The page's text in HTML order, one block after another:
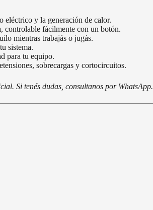
eléctrico y la generación de calor.
controlable fácilmente con un botón.
mientras trabajás o jugás.
sistema.
para tu equipo.
sobrecargas y cortocircuitos.
Si tenés dudas, consultanos por WhatsApp.